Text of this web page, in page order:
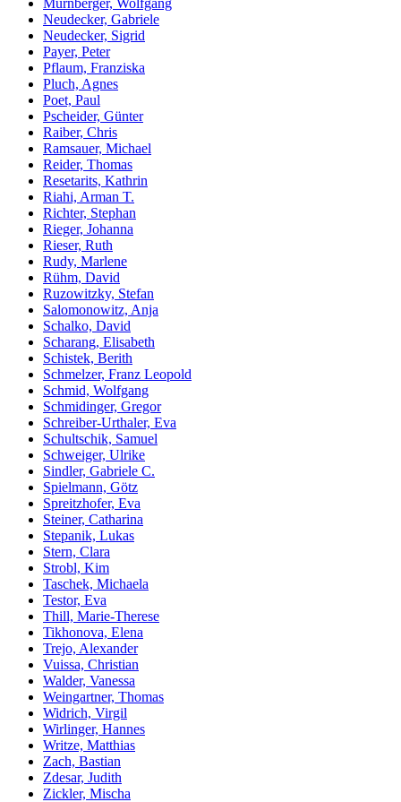
Neudecker, Gabriele
Neudecker, Sigrid
Payer, Peter
Pflaum, Franziska
Pluch, Agnes
Poet, Paul
Pscheider, Günter
Raiber, Chris
Ramsauer, Michael
Reider, Thomas
Resetarits, Kathrin
Riahi, Arman T.
Richter, Stephan
Rieger, Johanna
Rieser, Ruth
Rudy, Marlene
Rühm, David
Ruzowitzky, Stefan
Salomonowitz, Anja
Schalko, David
Scharang, Elisabeth
Schistek, Berith
Schmelzer, Franz Leopold
Schmid, Wolfgang
Schmidinger, Gregor
Schreiber-Urthaler, Eva
Schultschik, Samuel
Schweiger, Ulrike
Sindler, Gabriele C.
Spielmann, Götz
Spreitzhofer, Eva
Steiner, Catharina
Stepanik, Lukas
Stern, Clara
Strobl, Kim
Taschek, Michaela
Testor, Eva
Thill, Marie-Therese
Tikhonova, Elena
Trejo, Alexander
Vuissa, Christian
Walder, Vanessa
Weingartner, Thomas
Widrich, Virgil
Wirlinger, Hannes
Writze, Matthias
Zach, Bastian
Zdesar, Judith
Zickler, Mischa